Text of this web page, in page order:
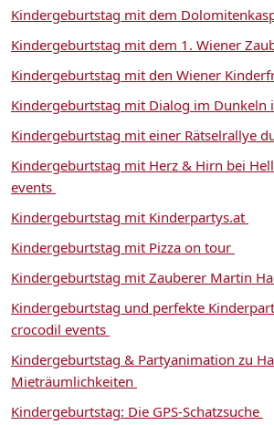
Kindergeburtstag mit dem
Kindergeburtstag mit dem 1. Wiener
Kindergeburtstag mit den Wiener
Kindergeburtstag mit Dialog im Dunkeln
Kindergeburtstag mit einer Rätselrallye
Kindergeburtstag mit Herz & Hirn bei
events
Kindergeburtstag mit Kinderpartys.at
Kindergeburtstag mit Pizza on tour
Kindergeburtstag mit Zauberer Martin
Kindergeburtstag und perfekte
crocodil events
Kindergeburtstag & Partyanimation zu
Mieträumlichkeiten
Kindergeburtstag: Die GPS-Schatzsuche